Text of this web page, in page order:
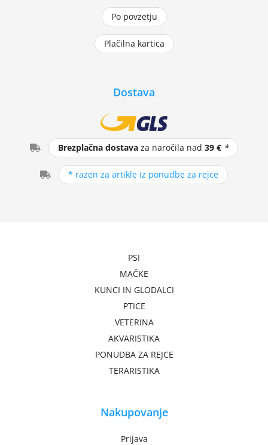
Po povzetju
Plačilna kartica
Dostava
Brezplačna dostava za naročila nad39 € *
* razen za artikle iz ponudbe za rejce
PSI
MAČKE
KUNCI IN GLODALCI
PTICE
VETERINA
AKVARISTIKA
PONUDBA ZA REJCE
TERARISTIKA
Nakupovanje
Prijava